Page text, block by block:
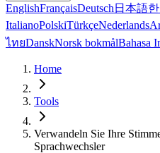
EnglishFrançaisDeutsch 日本語
ItalianoPolskiTürkçeNederlands
ไทยDanskNorsk bokmålBahasa
Home
Tools
Verwandeln Sie Ihre
Sprachwechsler